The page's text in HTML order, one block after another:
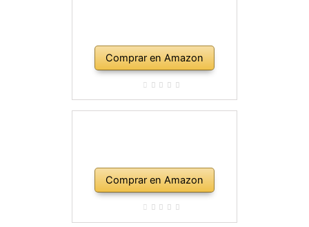
Comprar en Amazon
Comprar en Amazon